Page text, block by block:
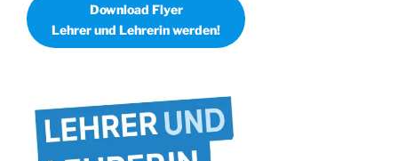
Download Flyer
Lehrer und Lehrerin werden!